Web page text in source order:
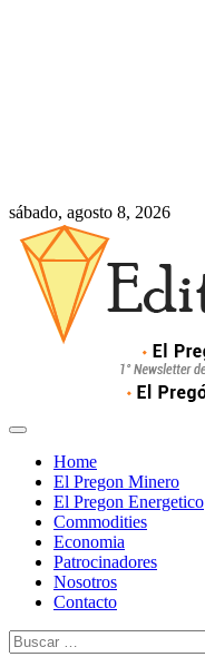
sábado, agosto 8, 2026
Home
El Pregon Minero
El Pregon Energetico
Commodities
Economia
Patrocinadores
Nosotros
Contacto
Buscar: